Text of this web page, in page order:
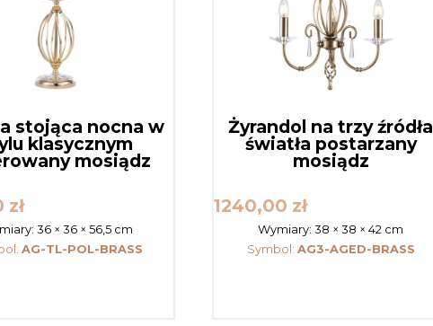
stojąca nocna w
klasycznym
mosiądz
zł
36 × 36 × 56,5 cm
AG-TL-POL-BRASS
Żyrandol na trzy źródła
światła postarzany
mosiądz
1240,00 zł
Wymiary:38 × 38 × 42 cm
Symbol: AG3-AGED-BRASS